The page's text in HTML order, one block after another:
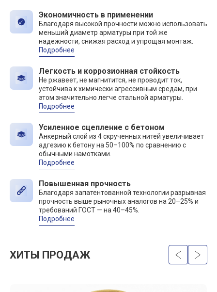
Экономичность в применении
Благодаря высокой прочности можно использовать
меньший диаметр арматуры при той же
надежности, снижая расход и упрощая монтаж.
Подробнее
Легкость и коррозионная стойкость
Не ржавеет, не магнитится, не проводит ток,
устойчива к химически агрессивным средам, при
этом значительно легче стальной арматуры.
Подробнее
Усиленное сцепление с бетоном
Анкерный слой из 4 скрученных нитей увеличивает
адгезию к бетону на 50–100% по сравнению с
обычными намотками.
Подробнее
Повышенная прочность
Благодаря запатентованной технологии разрывная
прочность выше рыночных аналогов на 20–25% и
требований ГОСТ — на 40–45%.
Подробнее
ХИТЫ ПРОДАЖ